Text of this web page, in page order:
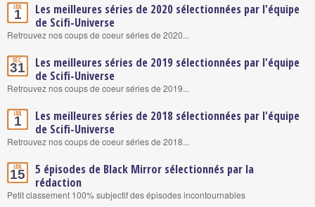
Jan.
1
Les meilleures séries de 2020 sélectionnées par l'équipe
de Scifi-Universe
Retrouvez nos coups de coeur séries de 2020...
Déc.
31
Les meilleures séries de 2019 sélectionnées par l'équipe
de Scifi-Universe
Retrouvez nos coups de coeur séries de 2019...
Jan.
1
Les meilleures séries de 2018 sélectionnées par l'équipe
de Scifi-Universe
Retrouvez nos coups de coeur séries de 2018...
Jan.
15
5 épisodes de Black Mirror sélectionnés par la
rédaction
Petit classement 100% subjectif des épisodes incontournables